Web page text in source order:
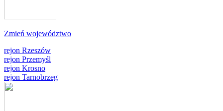
Zmień województwo
rejon Rzeszów
rejon Przemyśl
rejon Krosno
rejon Tarnobrzeg